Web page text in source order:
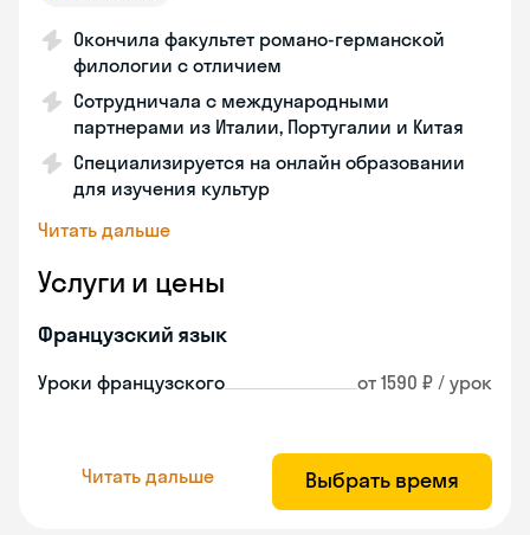
Окончила факультет романо-германской
филологии с отличием
Сотрудничала с международными
партнерами из Италии, Португалии и Китая
Специализируется на онлайн образовании
для изучения культур
Читать дальше
Услуги и цены
Французский язык
Уроки французского от 1590 ₽ / урок
Читать дальше Выбрать время